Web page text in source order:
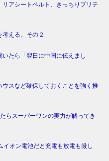
アシートベルト、きっちりプリテ
える。その２
たら「翌日に中国に伝えまし
スなど確保しておくことを強く推
らスーパーワンの実力が解ってき
オン電池だと充電も放電も厳し